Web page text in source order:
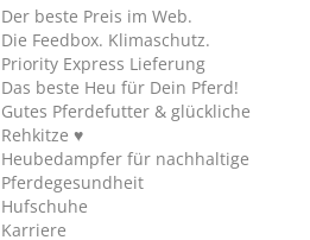
Der beste Preis im Web.
Die Feedbox. Klimaschutz.
Priority Express Lieferung
Das beste Heu für Dein Pferd!
Gutes Pferdefutter & glückliche
Rehkitze ♥
Heubedampfer für nachhaltige
Pferdegesundheit
Hufschuhe
Karriere